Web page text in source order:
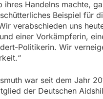
ihres Handelns machte,
Beispiel für
verabschieden uns
einer Vorkämpferin,
Politikerin. Wir
war seit dem Jahr
der Deutschen